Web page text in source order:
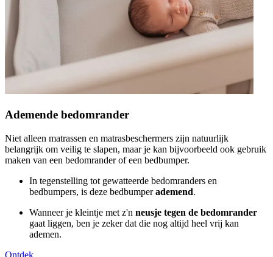
Ademende bedomrander
Niet alleen matrassen en matrasbeschermers zijn natuurlijk
belangrijk om veilig te slapen, maar je kan bijvoorbeeld ook gebruik
maken van een bedomrander of een bedbumper.
In tegenstelling tot gewatteerde bedomranders en
bedbumpers, is deze bedbumperademend.
Wanneer je kleintje met z'n neusje tegen de bedomrander
gaat liggen, ben je zeker dat die nog altijd heel vrij kan
ademen.
Ontdek